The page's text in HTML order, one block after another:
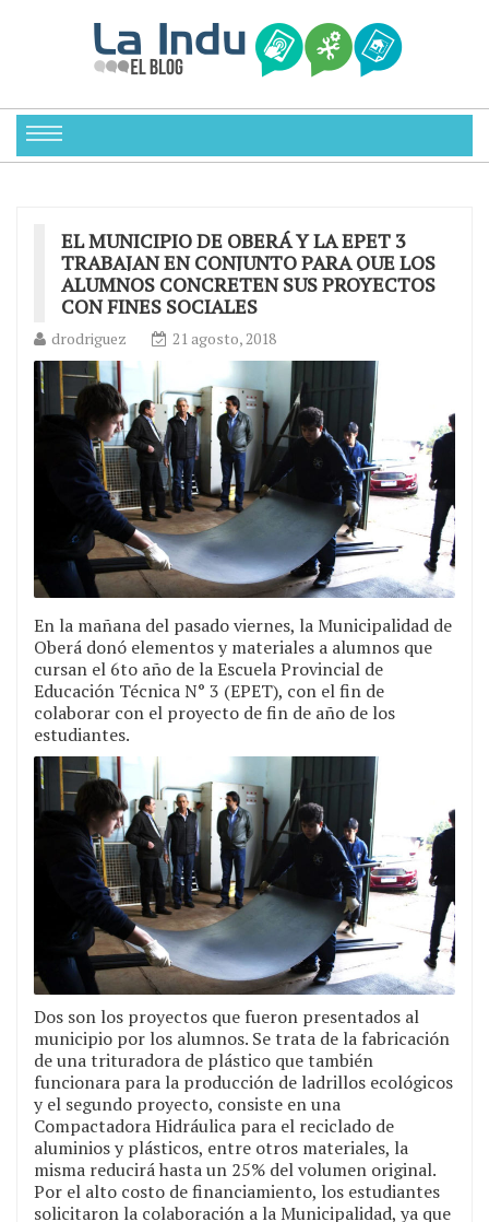
EL MUNICIPIO DE OBERÁ Y LA EPET 3
TRABAJAN EN CONJUNTO PARA QUE LOS
ALUMNOS CONCRETEN SUS PROYECTOS
CON FINES SOCIALES
drodriguez 21 agosto, 2018
En la mañana del pasado viernes, la Municipalidad de
Oberá donó elementos y materiales a alumnos que
cursan el 6to año de la Escuela Provincial de
Educación Técnica N° 3 (EPET), con el fin de
colaborar con el proyecto de fin de año de los
estudiantes.
Dos son los proyectos que fueron presentados al
municipio por los alumnos. Se trata de la fabricación
de una trituradora de plástico que también
funcionara para la producción de ladrillos ecológicos
y el segundo proyecto, consiste en una
Compactadora Hidráulica para el reciclado de
aluminios y plásticos, entre otros materiales, la
misma reducirá hasta un 25% del volumen original.
Por el alto costo de financiamiento, los estudiantes
solicitaron la colaboración a la Municipalidad, ya que